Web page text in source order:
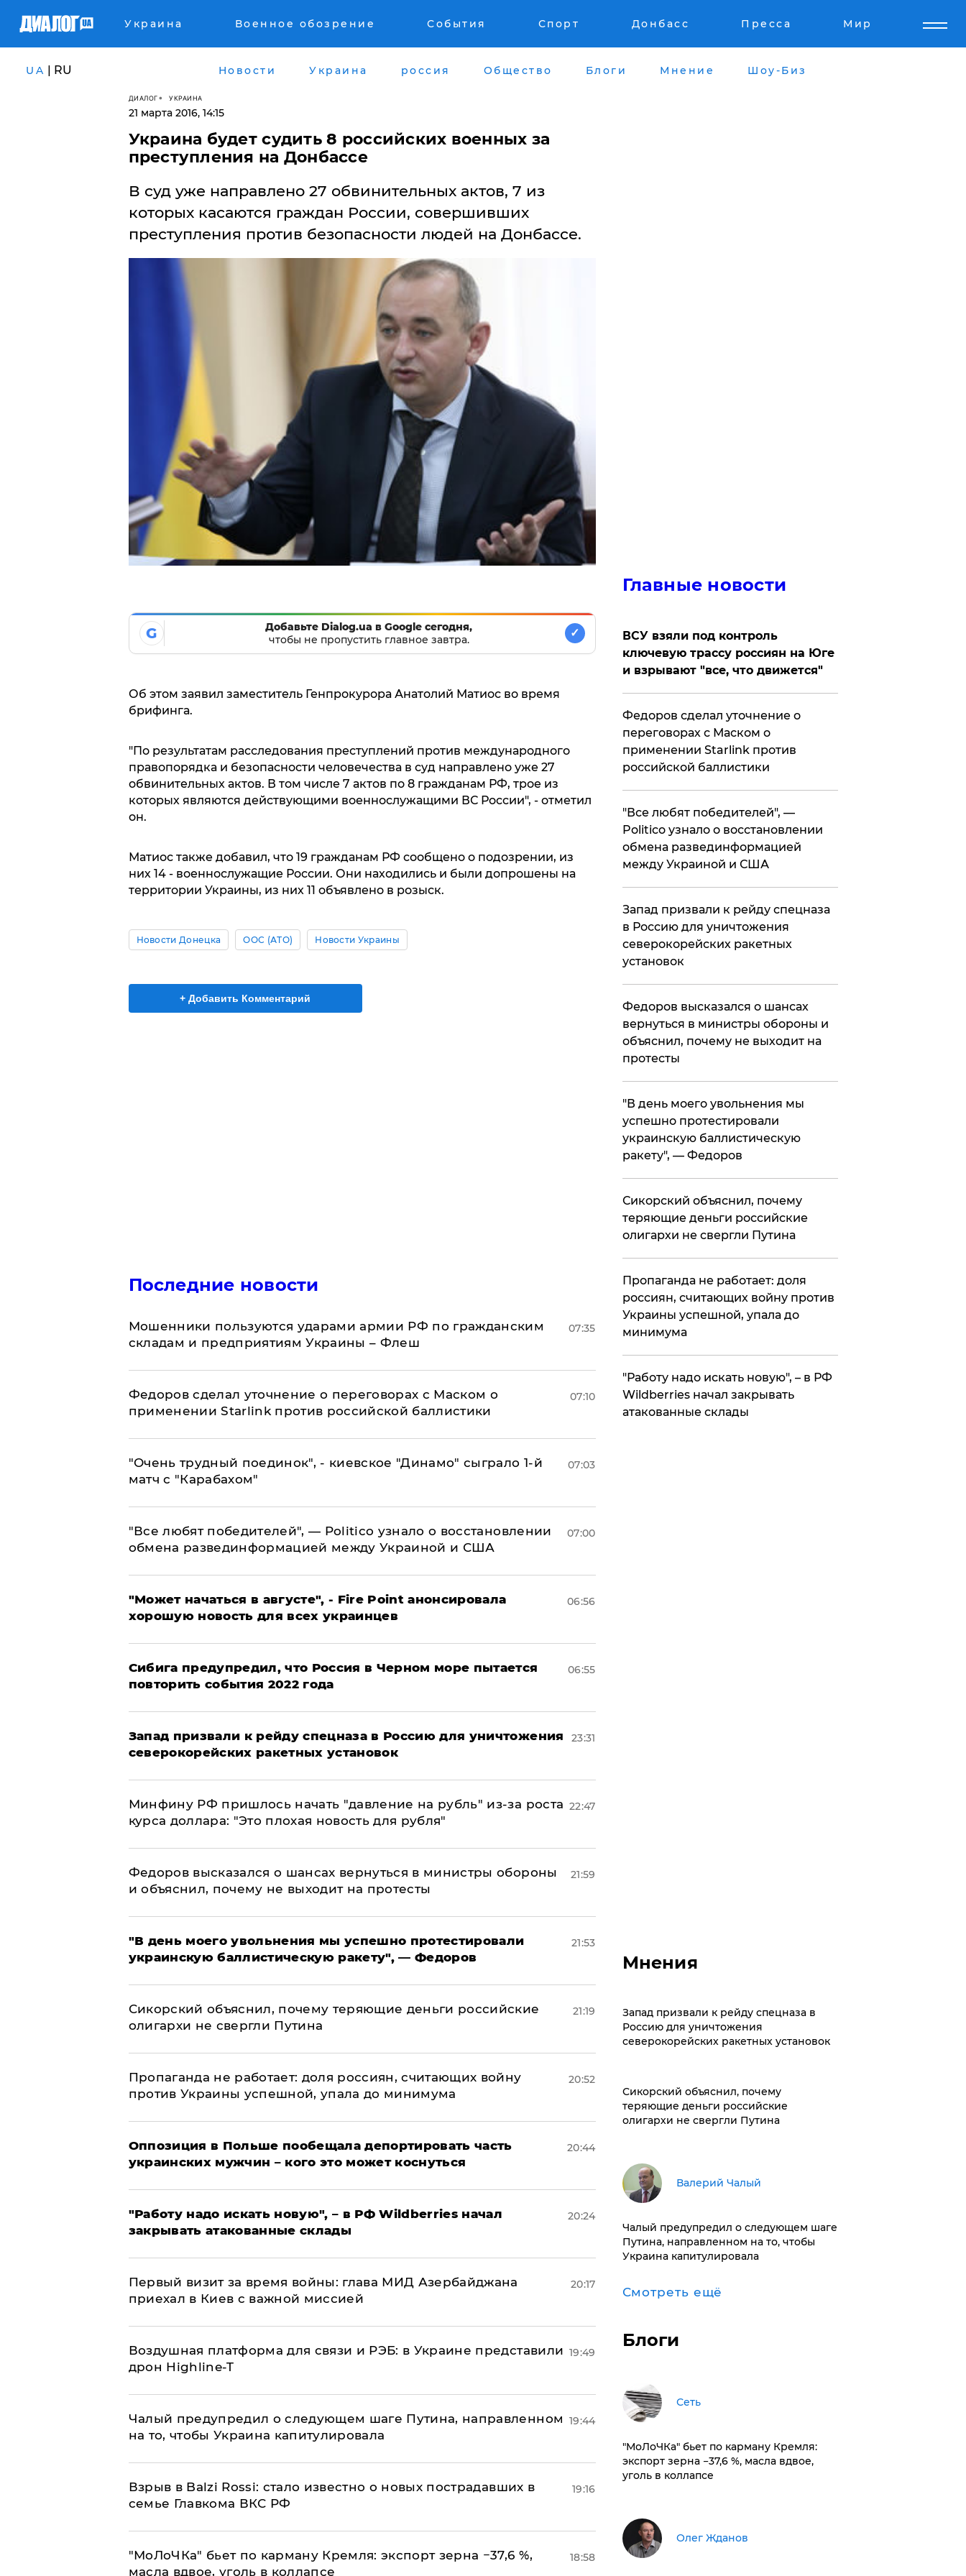
Украина Военное обозрение События Спорт Донбасс Пресса Мир
UA | RU Новости Украина россия Общество Блоги Мнение Шоу-Биз
ДИАЛОГ УКРАИНА
21 марта 2016, 14:15
Украина будет судить 8 российских военных за
преступления на Донбассе
В суд уже направлено 27 обвинительных актов, 7 из
которых касаются граждан России, совершивших
преступления против безопасности людей на Донбассе.
G
Добавьте Dialog.ua в Google сегодня,
чтобы не пропустить главное завтра.
✓
Об этом заявил заместитель Генпрокурора Анатолий Матиос во время
брифинга.
"По результатам расследования преступлений против международного
правопорядка и безопасности человечества в суд направлено уже 27
обвинительных актов. В том числе 7 актов по 8 гражданам РФ, трое из
которых являются действующими военнослужащими ВС России", - отметил
он.
Матиос также добавил, что 19 гражданам РФ сообщено о подозрении, из
них 14 - военнослужащие России. Они находились и были допрошены на
территории Украины, из них 11 объявлено в розыск.
Новости Донецка ООС (АТО) Новости Украины
+ Добавить Комментарий
Последние новости
Мошенники пользуются ударами армии РФ по гражданским
складам и предприятиям Украины – Флеш
07:35
Федоров сделал уточнение о переговорах с Маском о
применении Starlink против российской баллистики
07:10
"Очень трудный поединок", - киевское "Динамо" сыграло 1-й
матч с "Карабахом"
07:03
​"Все любят победителей", — Politico узнало о восстановлении
обмена развединформацией между Украиной и США
07:00
"Может начаться в августе", - Fire Point анонсировала
хорошую новость для всех украинцев
06:56
Сибига предупредил, что Россия в Черном море пытается
повторить события 2022 года
06:55
Запад призвали к рейду спецназа в Россию для уничтожения
северокорейских ракетных установок
23:31
Минфину РФ пришлось начать "давление на рубль" из-за роста
курса доллара: "Это плохая новость для рубля"
22:47
Федоров высказался о шансах вернуться в министры обороны
и объяснил, почему не выходит на протесты
21:59
​"В день моего увольнения мы успешно протестировали
украинскую баллистическую ракету", — Федоров
21:53
Сикорский объяснил, почему теряющие деньги российские
олигархи не свергли Путина
21:19
​Пропаганда не работает: доля россиян, считающих войну
против Украины успешной, упала до минимума
20:52
Оппозиция в Польше пообещала депортировать часть
украинских мужчин – кого это может коснуться
20:44
"Работу надо искать новую", – в РФ Wildberries начал
закрывать атакованные склады
20:24
Первый визит за время войны: глава МИД Азербайджана
приехал в Киев с важной миссией
20:17
Воздушная платформа для связи и РЭБ: в Украине представили
дрон Highline-T
19:49
Чалый предупредил о следующем шаге Путина, направленном
на то, чтобы Украина капитулировала
19:44
Взрыв в Balzi Rossi: стало известно о новых пострадавших в
семье Главкома ВКС РФ
19:16
​"МоЛоЧКа" бьет по карману Кремля: экспорт зерна −37,6 %,
масла вдвое, уголь в коллапсе
18:58
Главные новости
ВСУ взяли под контроль
ключевую трассу россиян на Юге
и взрывают "все, что движется"
Федоров сделал уточнение о
переговорах с Маском о
применении Starlink против
российской баллистики
​"Все любят победителей", —
Politico узнало о восстановлении
обмена развединформацией
между Украиной и США
Запад призвали к рейду спецназа
в Россию для уничтожения
северокорейских ракетных
установок
Федоров высказался о шансах
вернуться в министры обороны и
объяснил, почему не выходит на
протесты
​"В день моего увольнения мы
успешно протестировали
украинскую баллистическую
ракету", — Федоров
Сикорский объяснил, почему
теряющие деньги российские
олигархи не свергли Путина
​Пропаганда не работает: доля
россиян, считающих войну против
Украины успешной, упала до
минимума
"Работу надо искать новую", – в РФ
Wildberries начал закрывать
атакованные склады
Мнения
Запад призвали к рейду спецназа в
Россию для уничтожения
северокорейских ракетных установок
Сикорский объяснил, почему
теряющие деньги российские
олигархи не свергли Путина
Валерий Чалый
Чалый предупредил о следующем шаге
Путина, направленном на то, чтобы
Украина капитулировала
Смотреть ещё
Блоги
Сеть
​"МоЛоЧКа" бьет по карману Кремля:
экспорт зерна −37,6 %, масла вдвое,
уголь в коллапсе
Олег Жданов